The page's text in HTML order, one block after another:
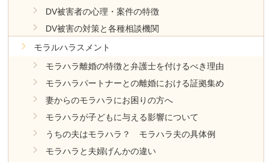
DV被害者の心理・案件の特徴
DV被害の対策と各種相談機関
モラルハラスメント
モラハラ離婚の特徴と弁護士を付けるべき理由
モラハラパートナーとの離婚における証拠集め
妻からのモラハラにお困りの方へ
モラハラが子どもに与える影響について
うちの夫はモラハラ？ モラハラ夫の具体例
モラハラと夫婦げんかの違い